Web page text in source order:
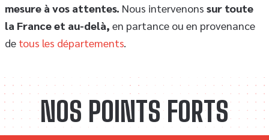
mesure à vos attentes. Nous intervenons sur toute
la France et au-delà, en partance ou en provenance
de tous les départements.
NOS POINTS FORTS